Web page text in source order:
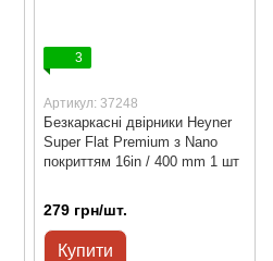
3
Артикул: 37248
Безкаркасні двірники Heyner
Super Flat Premium з Nano
покриттям 16in / 400 mm 1 шт
279 грн/шт.
Купити